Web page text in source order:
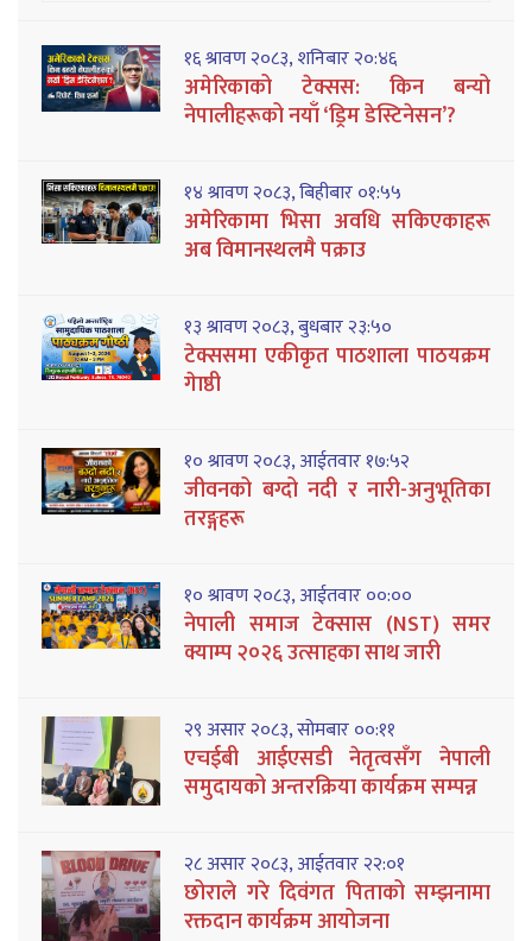
१६ श्रावण २०८३, शनिबार २०:४६
अमेरिकाको टेक्सस: किन बन्यो
नेपालीहरूको नयाँ ‘ड्रिम डेस्टिनेसन’?
१४ श्रावण २०८३, बिहीबार ०१:५५
अमेरिकामा भिसा अवधि सकिएकाहरू
अब विमानस्थलमै पक्राउ
१३ श्रावण २०८३, बुधबार २३:५०
टेक्ससमा एकीकृत पाठशाला पाठयक्रम
गेाष्ठी
१० श्रावण २०८३, आईतवार १७:५२
जीवनको बग्दो नदी र नारी-अनुभूतिका
तरङ्गहरू
१० श्रावण २०८३, आईतवार ००:००
नेपाली समाज टेक्सास (NST) समर
क्याम्प २०२६ उत्साहका साथ जारी
२९ असार २०८३, सोमबार ००:११
एचईबी आईएसडी नेतृत्वसँग नेपाली
समुदायको अन्तरक्रिया कार्यक्रम सम्पन्न
२८ असार २०८३, आईतवार २२:०१
छोराले गरे दिवंगत पिताको सम्झनामा
रक्तदान कार्यक्रम आयोजना